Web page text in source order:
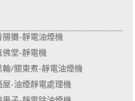
攤-靜電油煙機
佛堂-靜電機
/關東煮-靜電油煙機
-油煙靜電處理機